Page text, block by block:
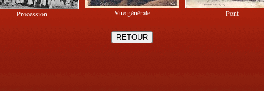
Procession Vue générale Pont